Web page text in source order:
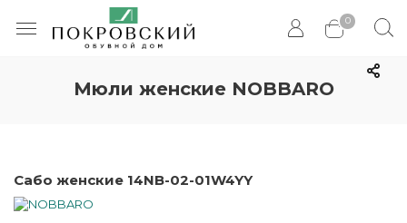
0
Мюли женские NOBBARO
Сабо женские 14NB-02-01W4YY